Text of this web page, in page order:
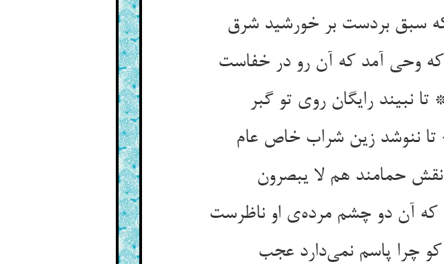
سبق بردست بر خورشید شرق
وحی آمد که آن رو در خفاست
رایگان روی تو گبر
ننوشد زین شراب خاص عام
حمامند هم لا یبصرون
آن دو چشم مرده‌ی او ناظرست
پاسم نمی‌دارد عجب